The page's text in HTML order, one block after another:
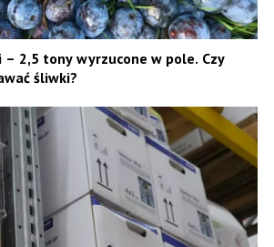
– 2,5 tony wyrzucone w pole. Czy
śliwki?